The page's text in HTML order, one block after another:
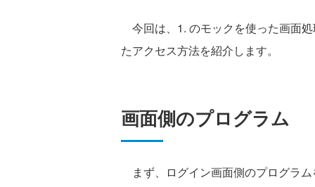
今回は、1. のモックを使った画面
たアクセス方法を紹介します。
画面側のプログラム
まず、ログイン画面側のプログラ